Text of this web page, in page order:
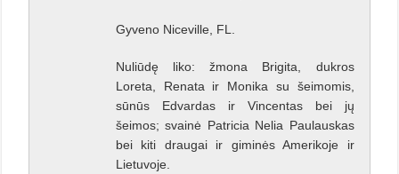
Gyveno Niceville, FL.
Nuliūdę liko: žmona Brigita, dukros
Loreta, Renata ir Monika su šeimomis,
sūnūs Edvardas ir Vincentas bei jų
šeimos; svainė Patricia Nelia Paulauskas
bei kiti draugai ir giminės Amerikoje ir
Lietuvoje.